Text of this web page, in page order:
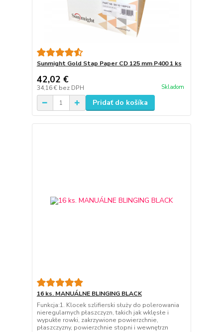
Sunmight Gold Stap Paper CD 125 mm P400 1 ks
42,02 €
34,16 € bez DPH Skladom
Pridať do košíka
16 ks. MANUÁLNE BLINGING BLACK
Funkcja:1. Klocek szlifierski służy do polerowania
nieregularnych płaszczyzn, takich jak wklęsłe i
wypukłe rowki, zakrzywione powierzchnie,
płaszczyzny, powierzchnie stopni i wewnętrzn